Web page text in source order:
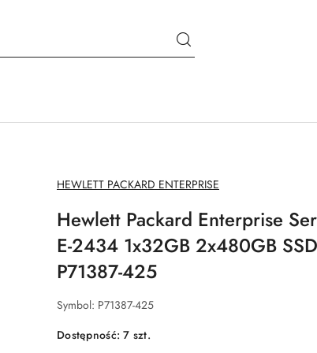
NAZWA
PRODUCENTA:
HEWLETT PACKARD ENTERPRISE
Hewlett Packard Enterprise
E-2434 1x32GB 2x480GB
P71387-425
Symbol: P71387-425
Dostępność:7 szt.